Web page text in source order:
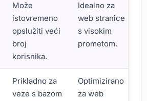
Može
istovremeno
opslužiti veći
broj
korisnika.
Idealno za
web stranice
s visokim
prometom.
Prikladno za
veze s bazom
Optimizirano
za web